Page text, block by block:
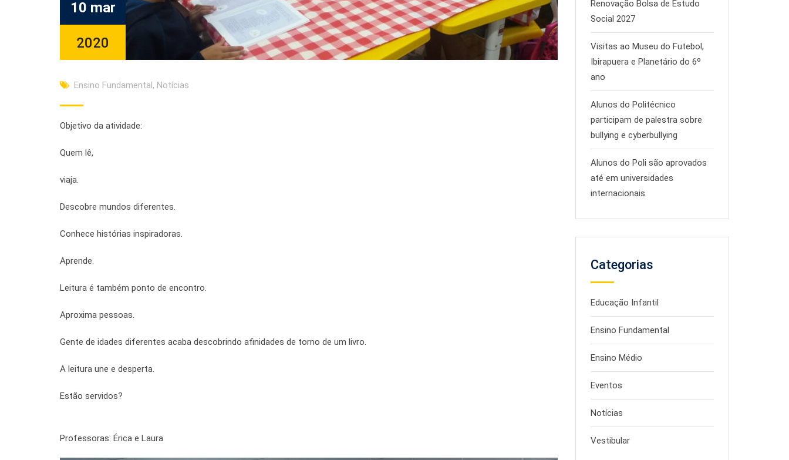
10 mar
2020
Ensino Fundamental, Notícias
Objetivo da atividade:
Quem lê,
viaja.
Descobre mundos diferentes.
Conhece histórias inspiradoras.
Aprende.
Leitura é também ponto de encontro.
Aproxima pessoas.
Gente de idades diferentes acaba descobrindo afinidades de torno de um livro.
A leitura une e desperta.
Estão servidos?
Professoras: Érica e Laura
Renovação Bolsa de Estudo
Social 2027
Visitas ao Museu do Futebol,
Ibirapuera e Planetário do 6º
ano
Alunos do Politécnico
participam de palestra sobre
bullying e cyberbullying
Alunos do Poli são aprovados
até em universidades
internacionais
Categorias
Educação Infantil
Ensino Fundamental
Ensino Médio
Eventos
Notícias
Vestibular